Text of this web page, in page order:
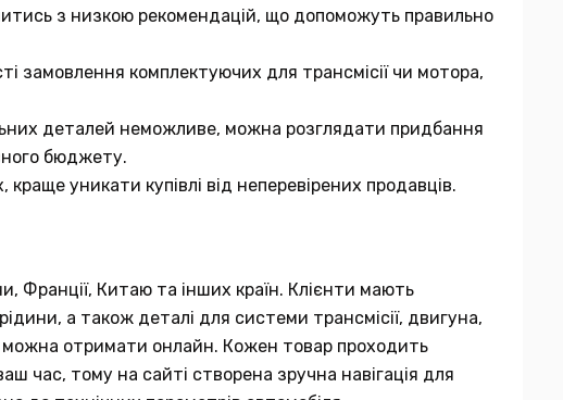
з низкою рекомендацій, що допоможуть правильно
замовлення комплектуючих для трансмісії чи мотора,
деталей неможливе, можна розглядати придбання
бюджету.
уникати купівлі від неперевірених продавців.
Франції, Китаю та інших країн. Клієнти мають
а також деталі для системи трансмісії, двигуна,
можна отримати онлайн. Кожен товар проходить
час, тому на сайті створена зручна навігація для